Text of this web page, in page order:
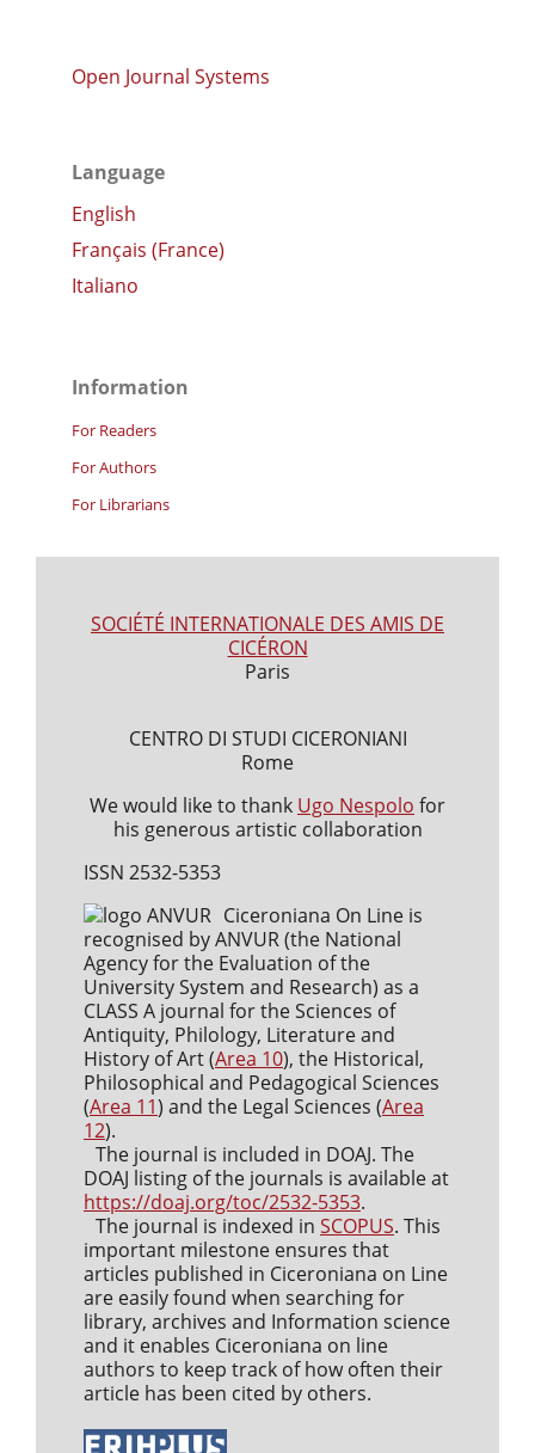
Open Journal Systems
Language
English
Français (France)
Italiano
Information
For Readers
For Authors
For Librarians
SOCIÉTÉ INTERNATIONALE DES AMIS DE
CICÉRON
Paris
CENTRO DI STUDI CICERONIANI
Rome
We would like to thank Ugo Nespolo for
his generous artistic collaboration
ISSN 2532-5353
Ciceroniana On Line is
recognised by ANVUR (the National
Agency for the Evaluation of the
University System and Research) as a
CLASS A journal for the Sciences of
Antiquity, Philology, Literature and
History of Art (Area 10), the Historical,
Philosophical and Pedagogical Sciences
(Area 11) and the Legal Sciences (Area
12).
The journal is included in DOAJ. The
DOAJ listing of the journals is available at
https://doaj.org/toc/2532-5353.
The journal is indexed in SCOPUS. This
important milestone ensures that
articles published in Ciceroniana on Line
are easily found when searching for
library, archives and Information science
and it enables Ciceroniana on line
authors to keep track of how often their
article has been cited by others.